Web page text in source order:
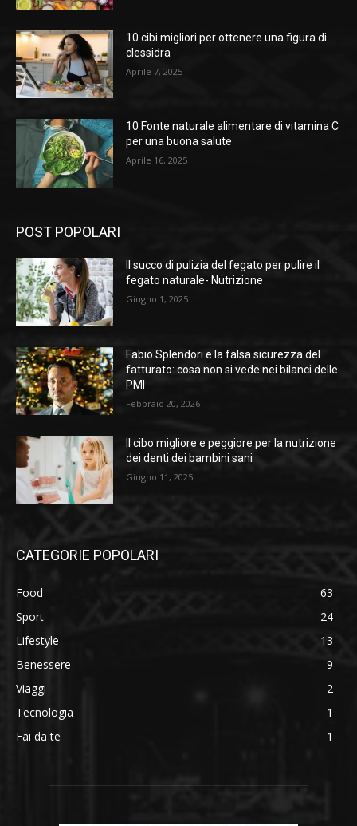
10 cibi migliori per ottenere una figura di
clessidra
Aprile 7, 2025
10 Fonte naturale alimentare di vitamina C
per una buona salute
Aprile 16, 2025
POST POPOLARI
Il succo di pulizia del fegato per pulire il
fegato naturale- Nutrizione
Giugno 1, 2025
Fabio Splendori e la falsa sicurezza del
fatturato: cosa non si vede nei bilanci delle
PMI
Febbraio 20, 2026
Il cibo migliore e peggiore per la nutrizione
dei denti dei bambini sani
Giugno 11, 2025
CATEGORIE POPOLARI
Food
63
Sport
24
Lifestyle
13
Benessere
9
Viaggi
2
Tecnologia
1
Fai da te
1